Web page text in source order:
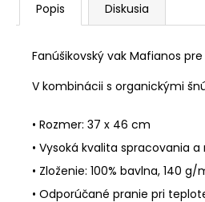
Popis Diskusia
Fanúšikovský vak Mafianos
V kombinácii s organickými
• Rozmer: 37 x 46 cm
• Vysoká kvalita spracovania
• Zloženie: 100% bavlna, 140 g/
• Odporúčané pranie pri